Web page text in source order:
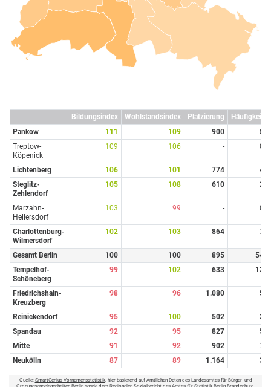
Bildungsindex Wohlstandsindex Platzierung Häufigkeit
Pankow
111 109 900
5
Treptow-
Köpenick
109 106 - 0
Lichtenberg 106 101 774
4
Steglitz-
Zehlendorf
105 108 610 2
Marzahn-
Hellersdorf
103 99 - 0
Charlottenburg-
Wilmersdorf
102 103 864 7
Gesamt Berlin 100 100 895
54
Tempelhof-
Schöneberg
99 102 633 13
Friedrichshain-
Kreuzberg
98 96 1.080 5
Reinickendorf 95 100 502
3
Spandau
92 95 827
5
Mitte
91 92 902
7
Neukölln
87 89 1.164 3
Quelle: SmartGenius-Vornamensstatistik, hier basierend auf Amtlichen Daten des Landesamtes für Bürger- und